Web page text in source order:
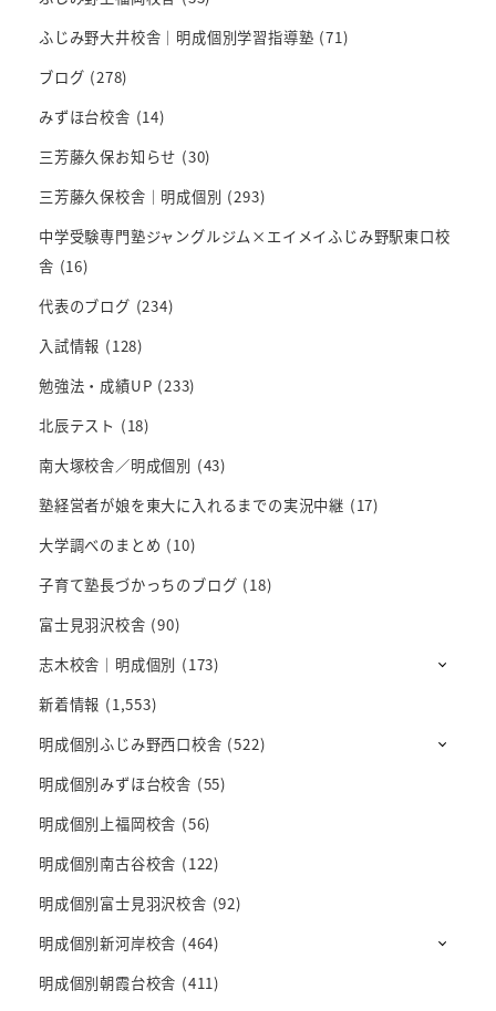
ふじみ野大井校舎｜明成個別学習指導塾 (71)
ブログ (278)
みずほ台校舎 (14)
三芳藤久保お知らせ (30)
三芳藤久保校舎｜明成個別 (293)
中学受験専門塾ジャングルジム×エイメイふじみ野駅東口校
舎 (16)
代表のブログ (234)
入試情報 (128)
勉強法・成績UP (233)
北辰テスト (18)
南大塚校舎／明成個別 (43)
塾経営者が娘を東大に入れるまでの実況中継 (17)
大学調べのまとめ (10)
子育て塾長づかっちのブログ (18)
富士見羽沢校舎 (90)
志木校舎｜明成個別 (173)
新着情報 (1,553)
明成個別ふじみ野西口校舎 (522)
明成個別みずほ台校舎 (55)
明成個別上福岡校舎 (56)
明成個別南古谷校舎 (122)
明成個別富士見羽沢校舎 (92)
明成個別新河岸校舎 (464)
明成個別朝霞台校舎 (411)